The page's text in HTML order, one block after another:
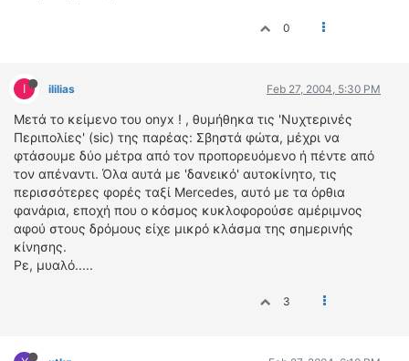
0
I ililias Feb 27, 2004, 5:30 PM
Μετά το κείμενο του onyx ! , θυμήθηκα τις 'Νυχτερινές
Περιπολίες' (sic) της παρέας: Σβηστά φώτα, μέχρι να
φτάσουμε δύο μέτρα από τον προπορευόμενο ή πέντε από
τον απέναντι. Όλα αυτά με 'δανεικό' αυτοκίνητο, τις
περισσότερες φορές ταξί Mercedes, αυτό με τα όρθια
φανάρια, εποχή που ο κόσμος κυκλοφορούσε αμέριμνος
αφού στους δρόμους είχε μικρό κλάσμα της σημερινής
κίνησης.
Ρε, μυαλό.....
3